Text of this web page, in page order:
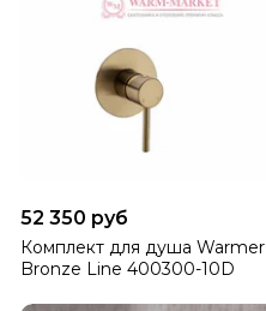
52 350 руб
Комплект для душа Warmer
Bronze Line 400300-10D